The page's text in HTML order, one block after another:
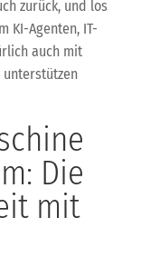
zurück, und los
KI-Agenten, IT-
auch mit
Die
mit